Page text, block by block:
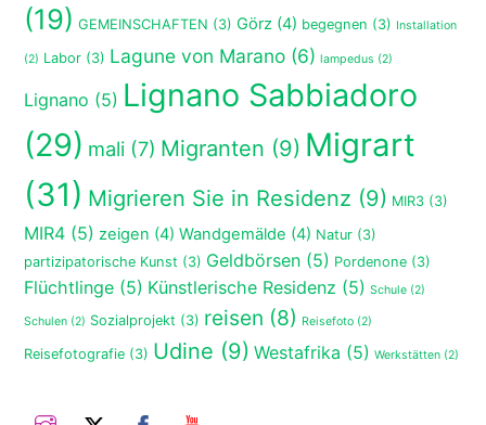
(19) GEMEINSCHAFTEN (3) Görz (4) begegnen (3) Installation
(2) Labor (3) Lagune von Marano (6) lampedus (2)
Lignano (5) Lignano Sabbiadoro
(29) mali (7) Migranten (9) Migrart
(31) Migrieren Sie in Residenz (9) MIR3 (3)
MIR4 (5) zeigen (4) Wandgemälde (4) Natur (3)
partizipatorische Kunst (3) Geldbörsen (5) Pordenone (3)
Flüchtlinge (5) Künstlerische Residenz (5) Schule (2)
Schulen (2) Sozialprojekt (3) reisen (8) Reisefoto (2)
Reisefotografie (3) Udine (9) Westafrika (5) Werkstätten (2)